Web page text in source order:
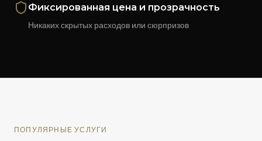
Фиксированная цена и прозрачность
Никаких скрытых расходов или сюрпризов
ПОПУЛЯРНЫЕ УСЛУГИ